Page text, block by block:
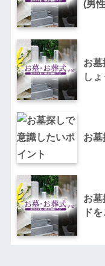
(男
お墓
しょ
お墓
お
ド